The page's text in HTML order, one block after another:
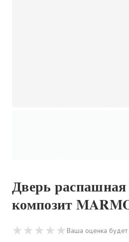
Дверь
композит
★★★★★ Ваша оценка